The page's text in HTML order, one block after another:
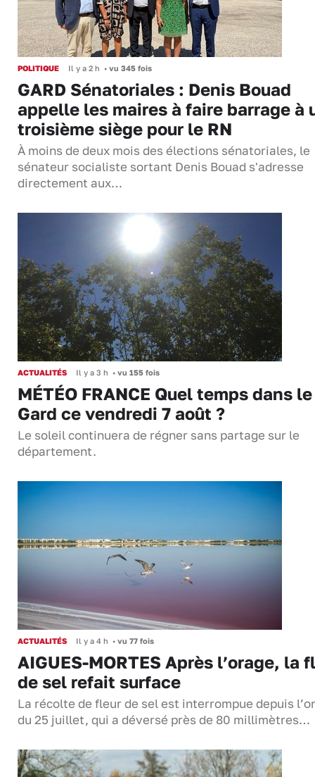
POLITIQUE Il y a 2 h • vu 345 fois
GARD Sénatoriales : Denis Bouad
appelle les maires à faire barrage à
troisième siège pour le RN
À moins de deux mois des élections sénatoriales, le
sénateur socialiste sortant Denis Bouad s'adresse
directement aux…
ACTUALITÉS Il y a 3 h • vu 155 fois
MÉTÉO FRANCE Quel temps dans le
Gard ce vendredi 7 août ?
Le soleil continuera de régner sans partage sur le
département.
ACTUALITÉS Il y a 4 h • vu 77 fois
AIGUES-MORTES Après l’orage, la
de sel refait surface
La récolte de fleur de sel est interrompue depuis
du 25 juillet, qui a déversé près de 80 millimètres…